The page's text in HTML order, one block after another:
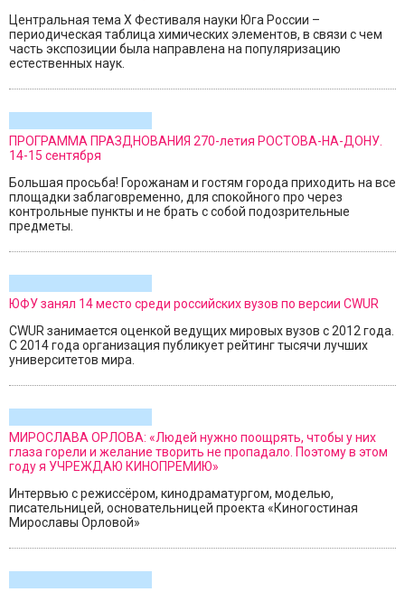
Центральная тема X Фестиваля науки Юга России –
периодическая таблица химических элементов, в связи с чем
часть экспозиции была направлена на популяризацию
естественных наук.
ПРОГРАММА ПРАЗДНОВАНИЯ 270-летия РОСТОВА-НА-ДОНУ.
14-15 сентября
Большая просьба! Горожанам и гостям города приходить на все
площадки заблаговременно, для спокойного про через
контрольные пункты и не брать с собой подозрительные
предметы.
ЮФУ занял 14 место среди российских вузов по версии CWUR
CWUR занимается оценкой ведущих мировых вузов с 2012 года.
С 2014 года организация публикует рейтинг тысячи лучших
университетов мира.
МИРОСЛАВА ОРЛОВА: «Людей нужно поощрять, чтобы у них
глаза горели и желание творить не пропадало. Поэтому в этом
году я УЧРЕЖДАЮ КИНОПРЕМИЮ»
Интервью с режиссёром, кинодраматургом, моделью,
писательницей, основательницей проекта «Киногостиная
Мирославы Орловой»